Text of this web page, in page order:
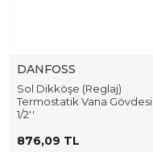
DANFOSS
Sol Dikköşe (Reglaj)
Termostatik Vana Gövdesi
1/2''
876,09 TL